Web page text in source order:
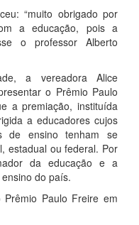
“muito obrigado por
a educação, pois a
o professor Alberto
a vereadora Alice
o Prêmio Paulo
a premiação, instituída
a educadores cujos
de ensino tenham se
estadual ou federal. Por
da educação e a
do país.
Paulo Freire em